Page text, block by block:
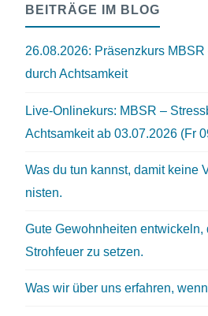
BEITRÄGE IM BLOG
26.08.2026: Präsenzkurs
durch Achtsamkeit
Live-Onlinekurs: MBSR –
Achtsamkeit ab 03.07.2026 (Fr
Was du tun kannst, damit keine
nisten.
Gute Gewohnheiten entwickeln,
Strohfeuer zu setzen.
Was wir über uns erfahren,